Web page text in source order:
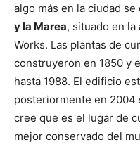
algo más en la ciudad
y la Marea, situado en
Works. Las plantas de
construyeron en 1850 y
hasta 1988. El edificio
posteriormente en 2004
cree que es el lugar de
mejor conservado del